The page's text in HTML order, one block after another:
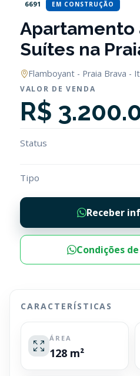
6691 EM CONSTRUÇÃO
Apartamento
Suítes na
Flamboyant - Praia Brava -
VALOR DE VENDA
R$
Status
Tipo
Receber
Condições
CARACTERÍSTICAS
ÁREA
128 m²